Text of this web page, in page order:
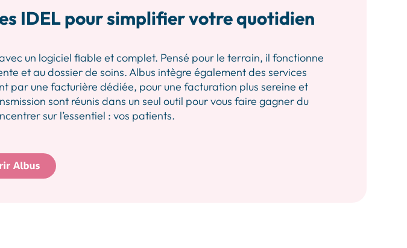
IDEL pour simplifier votre quotidien
un logiciel fiable et complet. Pensé pour le terrain, il fonctionne
et au dossier de soins. Albus intègre également des services
par une facturière dédiée, pour une facturation plus sereine et
sont réunis dans un seul outil pour vous faire gagner du
sur l’essentiel : vos patients.